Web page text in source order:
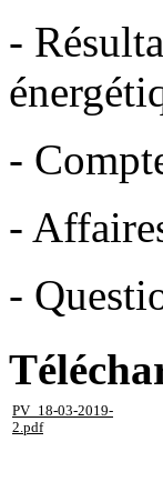
-
-
-
-
PV_18-03-2019-
2.pdf